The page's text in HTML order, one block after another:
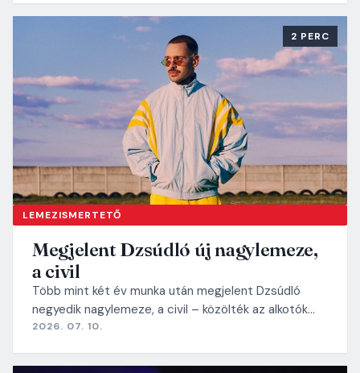
LEMEZISMERTETŐ
2 PERC
Megjelent Dzsúdló új nagylemeze,
a civil
Több mint két év munka után megjelent Dzsúdló
negyedik nagylemeze, a civil – közölték az alkotók…
2026. 07. 10.